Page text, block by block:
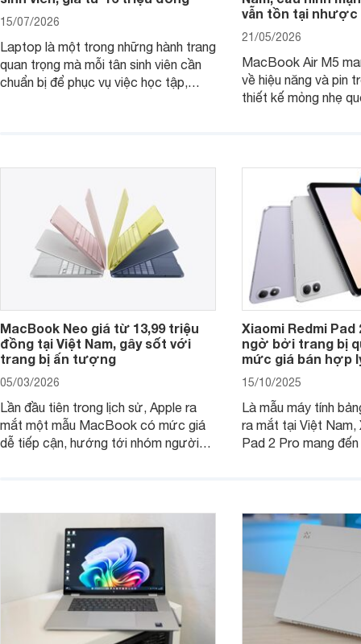
15/07/2026
Laptop là một trong những hành trang
quan trọng mà mỗi tân sinh viên cần
chuẩn bị để phục vụ việc học tập,
MacBook đáng cân nhắc dành cho
vẫn tồn tại nhược
21/05/2026
MacBook Air M5
về hiệu năng và pin
thiết kế mỏng nhẹ
MacBook Neo giá từ 13,99 triệu
đồng tại Việt Nam, gây sốt với
trang bị ấn tượng
05/03/2026
Lần đầu tiên trong lịch sử, Apple ra
mắt một mẫu MacBook có mức giá
dễ tiếp cận, hướng tới nhóm người
hút sự quan tâm lớn từ thị trường.
Xiaomi Redmi Pad
ngờ bởi trang bị
mức giá bán hợp
15/10/2025
Là mẫu máy tính
ra mắt tại Việt Nam,
Pad 2 Pro mang